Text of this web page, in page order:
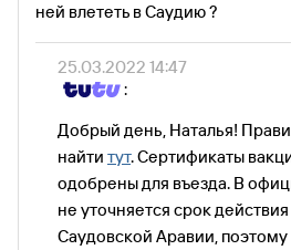
ней влететь в Саудию ?
25.03.2022 14:47
:
Добрый день, Наталья!
найти тут. Сертификаты
одобрены для въезда. В
не уточняется срок
Саудовской Аравии,